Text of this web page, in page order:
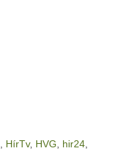
HírTv, HVG hir24